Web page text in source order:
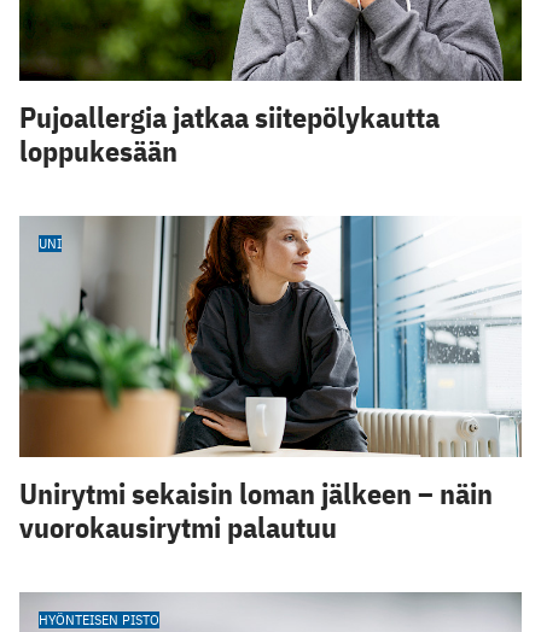
Pujoallergia jatkaa siitepölykautta
loppukesään
UNI
Unirytmi sekaisin loman jälkeen – näin
vuorokausirytmi palautuu
HYÖNTEISEN PISTO